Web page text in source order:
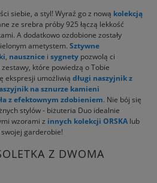
siebie, a styl! Wyraź go z nową kolekcją
ze srebra próby 925 łączą lekkość
A dodatkowo ozdobione zostały
ametystem. Sztywne
, nausznice i sygnety pozwolą ci
które powiedzą o Tobie
ekspresji umożliwią długi naszyjnik z
na sznurze kamieni
z efektownym zdobieniem. Nie bój się
stylów - biżuteria Duo idealnie
wzorami z innych kolekcji ORSKA lub
garderobie!
Z DWOMA